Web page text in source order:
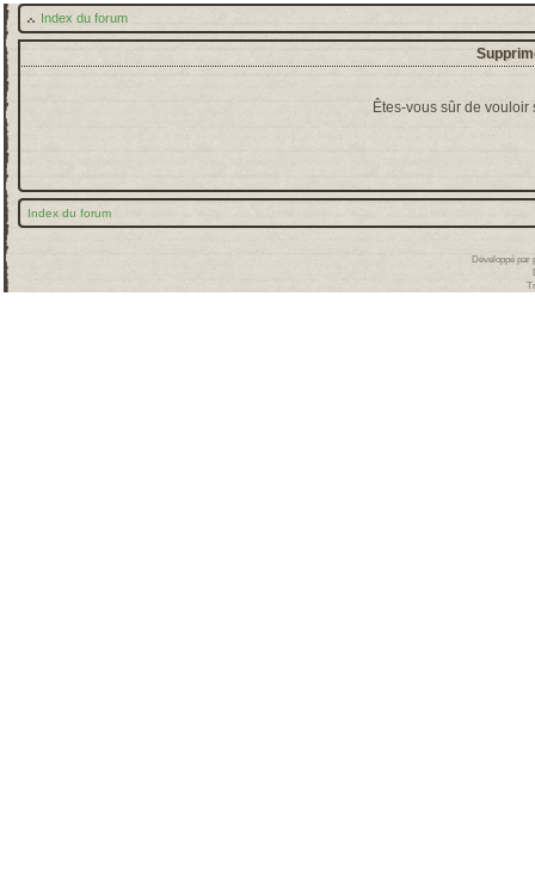
Index du forum
Êtes-vous sûr de
Index du forum
Développé par